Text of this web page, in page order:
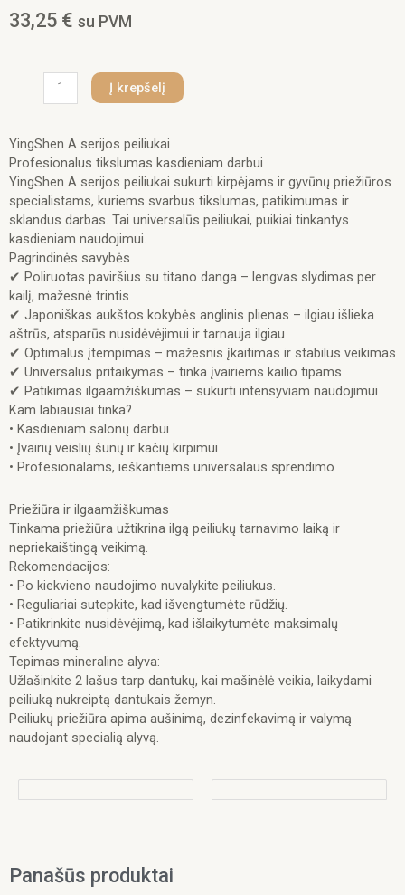
33,25 € su PVM
produkto
A
serijos
peiliukas
#
5F
-
6.4
ml.
Į krepšelį
YingShen A serijos peiliukai
Profesionalus tikslumas kasdieniam darbui
YingShen A serijos peiliukai sukurti kirpėjams ir gyvūnų priežiūros
specialistams, kuriems svarbus tikslumas, patikimumas ir
sklandus darbas. Tai universalūs peiliukai, puikiai tinkantys
kasdieniam naudojimui.
Pagrindinės savybės
✔ Poliruotas paviršius su titano danga – lengvas slydimas per
kailį, mažesnė trintis
✔ Japoniškas aukštos kokybės anglinis plienas – ilgiau išlieka
aštrūs, atsparūs nusidėvėjimui ir tarnauja ilgiau
✔ Optimalus įtempimas – mažesnis įkaitimas ir stabilus veikimas
✔ Universalus pritaikymas – tinka įvairiems kailio tipams
✔ Patikimas ilgaamžiškumas – sukurti intensyviam naudojimui
Kam labiausiai tinka?
• Kasdieniam salonų darbui
• Įvairių veislių šunų ir kačių kirpimui
• Profesionalams, ieškantiems universalaus sprendimo
Priežiūra ir ilgaamžiškumas
Tinkama priežiūra užtikrina ilgą peiliukų tarnavimo laiką ir
nepriekaištingą veikimą.
Rekomendacijos:
• Po kiekvieno naudojimo nuvalykite peiliukus.
• Reguliariai sutepkite, kad išvengtumėte rūdžių.
• Patikrinkite nusidėvėjimą, kad išlaikytumėte maksimalų
efektyvumą.
Tepimas mineraline alyva:
Užlašinkite 2 lašus tarp dantukų, kai mašinėlė veikia, laikydami
peiliuką nukreiptą dantukais žemyn.
Peiliukų priežiūra apima aušinimą, dezinfekavimą ir valymą
naudojant specialią alyvą.
Panašūs produktai